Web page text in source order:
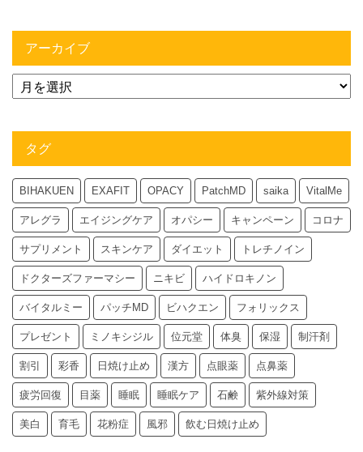
アーカイブ
タグ
BIHAKUEN EXAFIT OPACY PatchMD saika VitalMe
アレグラ エイジングケア オパシー キャンペーン コロナ
サプリメント スキンケア ダイエット トレチノイン
ドクターズファーマシー ニキビ ハイドロキノン
バイタルミー パッチMD ビハクエン フォリックス
プレゼント ミノキシジル 位元堂 体臭 保湿 制汗剤
割引 彩香 日焼け止め 漢方 点眼薬 点鼻薬
疲労回復 目薬 睡眠 睡眠ケア 石鹸 紫外線対策
美白 育毛 花粉症 風邪 飲む日焼け止め